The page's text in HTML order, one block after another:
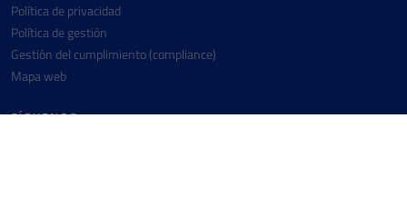
Política de privacidad
Política de gestión
Gestión del cumplimiento (compliance)
Mapa web
SÍGUENOS